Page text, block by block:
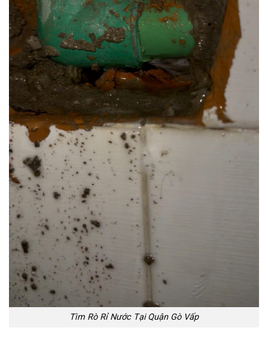
Tìm Rò Rỉ Nước Tại Quận Gò Vấp